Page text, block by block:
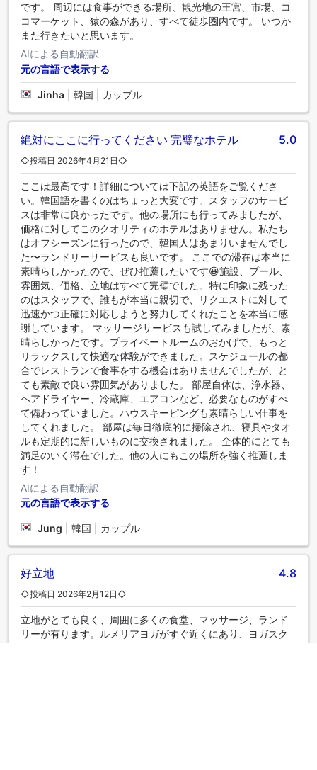
です。 周辺には食事ができる場所、観光地の王宮、市場、コ
コマーケット、猿の森があり、すべて徒歩圏内です。 いつか
また行きたいと思います。
AIによる自動翻訳
元の言語で表示する
Jinha 韓国 | カップル
絶対にここに行ってください 完璧なホテル 5.0
◇投稿日 2026年4月21日◇
ここは最高です！詳細については下記の英語をご覧くださ
い。韓国語を書くのはちょっと大変です。スタッフのサービ
スは非常に良かったです。他の場所にも行ってみましたが、
価格に対してこのクオリティのホテルはありません。私たち
はオフシーズンに行ったので、韓国人はあまりいませんでし
た〜ランドリーサービスも良いです。 ここでの滞在は本当に
素晴らしかったので、ぜひ推薦したいです😀施設、プール、
雰囲気、価格、立地はすべて完璧でした。特に印象に残った
のはスタッフで、誰もが本当に親切で、リクエストに対して
迅速かつ正確に対応しようと努力してくれたことを本当に感
謝しています。 マッサージサービスも試してみましたが、素
晴らしかったです。プライベートルームのおかげで、もっと
リラックスして快適な体験ができました。スケジュールの都
合でレストランで食事をする機会はありませんでしたが、と
ても素敵で良い雰囲気がありました。 部屋自体は、浄水器、
ヘアドライヤー、冷蔵庫、エアコンなど、必要なものがすべ
て備わっていました。ハウスキーピングも素晴らしい仕事を
してくれました。 部屋は毎日徹底的に掃除され、寝具やタオ
ルも定期的に新しいものに交換されました。 全体的にとても
満足のいく滞在でした。他の人にもこの場所を強く推薦しま
す！
AIによる自動翻訳
元の言語で表示する
Jung 韓国 | カップル
好立地 4.8
◇投稿日 2026年2月12日◇
立地がとても良く、周囲に多くの食堂、マッサージ、ランド
リーが有ります。ルメリアヨガがすぐ近くにあり、ヨガスク